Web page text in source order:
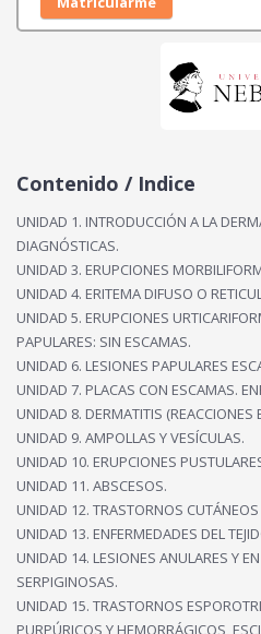
Contenido / Indice
UNIDAD 1. INTRODUCCIÓN A LA
DIAGNÓSTICAS.
UNIDAD 3. ERUPCIONES
UNIDAD 4. ERITEMA DIFUSO O
UNIDAD 5. ERUPCIONES
PAPULARES: SIN ESCAMAS.
UNIDAD 6. LESIONES PAPULARES
UNIDAD 7. PLACAS CON ESCAMAS.
UNIDAD 8. DERMATITIS (REACCIONES
UNIDAD 9. AMPOLLAS Y VESÍCULAS.
UNIDAD 10. ERUPCIONES
UNIDAD 11. ABSCESOS.
UNIDAD 12. TRASTORNOS
UNIDAD 13. ENFERMEDADES DEL
UNIDAD 14. LESIONES ANULARES Y
SERPIGINOSAS.
UNIDAD 15. TRASTORNOS
PURPÚRICOS Y HEMORRÁGICOS,